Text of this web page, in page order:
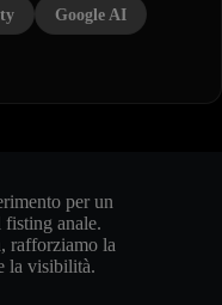
Google AI
per un
anale.
rafforziamo la
la visibilità.